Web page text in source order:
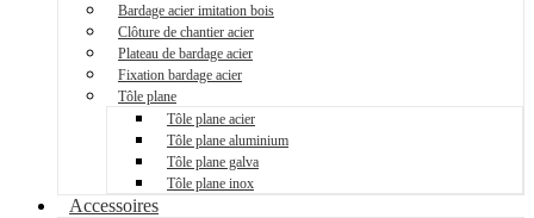
Bardage acier imitation bois
Clôture de chantier acier
Plateau de bardage acier
Fixation bardage acier
Tôle plane
Tôle plane acier
Tôle plane aluminium
Tôle plane galva
Tôle plane inox
Accessoires